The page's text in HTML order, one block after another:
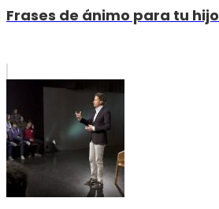
Frases de ánimo para tu hijo